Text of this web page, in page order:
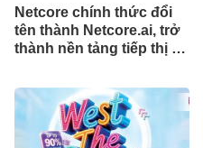
Netcore chính thức đổi
tên thành Netcore.ai, trở
thành nền tảng tiếp thị tự
chia sẻ trách nhiệm tăng
trưởng khách hàng